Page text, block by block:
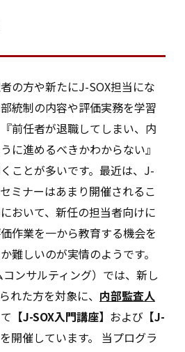
の方や新たにJ-SOX担当にな
統制の内容や評価実務を学習
前任者が退職してしまい、内
に進めるべきかわからない』
ことが多いです。最近は、J-
ミナーはあまり開催されるこ
おいて、新任の担当者向けに
作業を一から教育する機会を
難しいのが実情のようです。
ンサルティング）では、新し
れた方を対象に、 内部監査人
【J-SOX入門講座】 および 【J-
を開催しています。 当プログラ